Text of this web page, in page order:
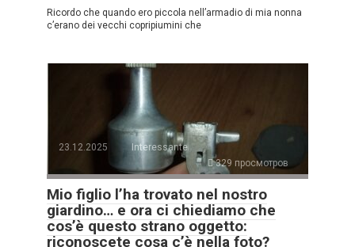
Ricordo che quando ero piccola nell’armadio di mia nonna
c’erano dei vecchi copripiumini che
23.12.2025
Interessante
329 просмотров
Mio figlio l’ha trovato nel nostro
giardino… e ora ci chiediamo che
cos’è questo strano oggetto:
riconoscete cosa c’è nella foto?